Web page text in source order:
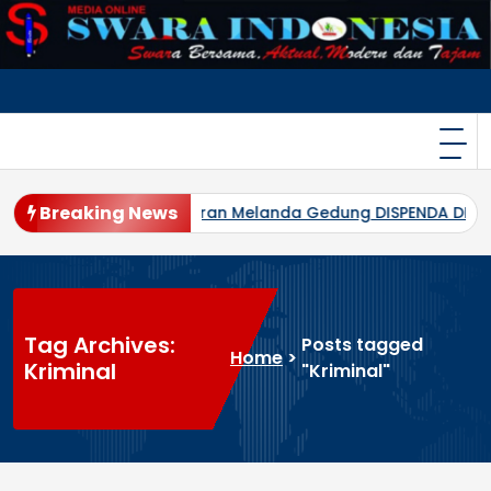
Skip
to
content
Breaking News
Kebakaran Melanda Gedung DISPENDA DKI Jakarta di
Tag Archives:
Kriminal
Home>
Posts tagged
"Kriminal"